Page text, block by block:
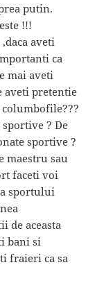
putin.
!!!
aveti
ca
mai aveti
aveti pretentie
? De
sportive ?
maestru sau
faceti voi
sportului
de aceasta
bani si
fraieri ca sa